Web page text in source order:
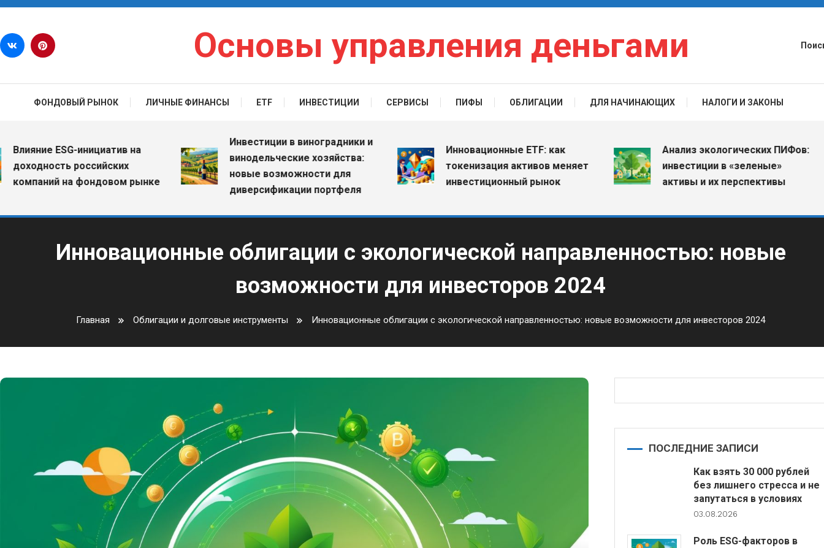
Перейти к содержимому
Основы управления деньгами
ФОНДОВЫЙ РЫНОК ЛИЧНЫЕ ФИНАНСЫ ETF ИНВЕСТИЦИИ СЕРВИСЫ ПИФЫ ОБЛИГАЦИИ ДЛЯ НАЧИНАЮЩИХ НАЛОГИ И ЗАКОНЫ
ESG-инициатив на
российских
на фондовом рынке
Инвестиции в виноградники и
винодельческие хозяйства:
новые возможности для
диверсификации портфеля
Инновационные ETF: как
токенизация активов меняет
инвестиционный рынок
Анализ экологических ПИФов:
инвестиции в «зеленые»
активы и их перспективы
Инновационные облигации с экологической направленностью: новые
возможности для инвесторов 2024
Главная Облигации и долговые инструменты Инновационные облигации с экологической направленностью: новые возможности для инвесторов 2024
ПОСЛЕДНИЕ ЗАПИСИ
Как взять 30 000 рублей
без лишнего стресса и не
запутаться в условиях
03.08.2026
Роль ESG-факторов в